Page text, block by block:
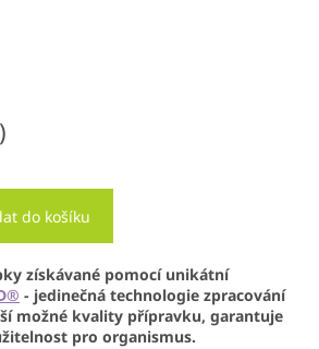
do košíku
získávané pomocí unikátní
- jedinečná technologie zpracování
možné kvality přípravku, garantuje
pro organismus.